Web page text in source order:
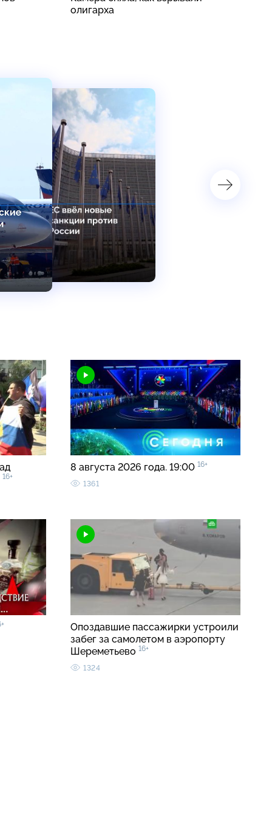
олигарха
16+
8 августа 2026 года. 19:00 16+
1361
Опоздавшие пассажирки устроили
забег за самолетом в аэропорту
Шереметьево 16+
1324